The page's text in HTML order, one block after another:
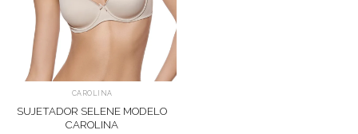
CAROLINA
SUJETADOR SELENE MODELO
CAROLINA